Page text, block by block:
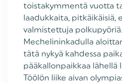
toistakymmentä vuotta
laadukkaita, pitkäikäisiä,
valmistettuja
Mechelininkadulla
tätä nykyä kahdessa
pääkallonpaikkaa lähellä
Töölön liike aivan